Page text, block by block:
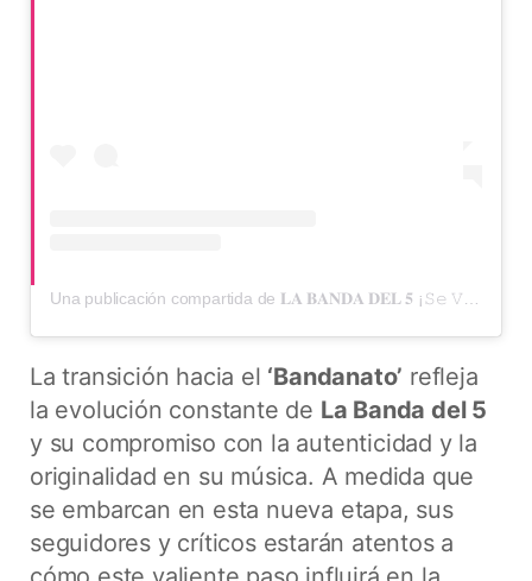
Una publicación compartida de 𝐋𝐀 𝐁𝐀𝐍𝐃𝐀 𝐃𝐄𝐋 𝟓 ¡𝚂𝚎 𝚅𝚊 𝙵𝚘𝚛𝚖𝚊𝚗𝚍𝚘 𝙿𝚞𝚎𝚎𝚎! (@labandadel5)
La transición hacia el ‘Bandanato’ refleja
la evolución constante de La Banda del 5
y su compromiso con la autenticidad y la
originalidad en su música. A medida que
se embarcan en esta nueva etapa, sus
seguidores y críticos estarán atentos a